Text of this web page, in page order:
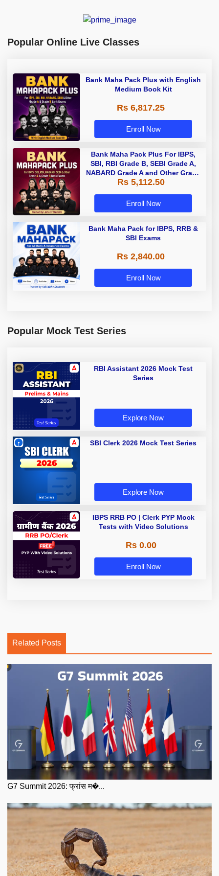
Popular Online Live Classes
Bank Maha Pack Plus with English
Medium Book Kit
Rs 6,817.25
Enroll Now
Bank Maha Pack Plus For IBPS,
SBI, RBI Grade B, SEBI Grade A,
NABARD Grade A and Other Grade
A & Grade B Bank Exams
Rs 5,112.50
Enroll Now
Bank Maha Pack for IBPS, RRB &
SBI Exams
Rs 2,840.00
Enroll Now
Popular Mock Test Series
RBI Assistant 2026 Mock Test
Series
Explore Now
SBI Clerk 2026 Mock Test Series
Explore Now
IBPS RRB PO | Clerk PYP Mock
Tests with Video Solutions
Rs 0.00
Enroll Now
Related Posts
G7 Summit 2026: फ्रांस म�...